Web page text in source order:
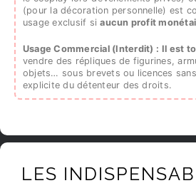
(pour la décoration personnelle) est
usage exclusif siaucun profit
Usage Commercial (Interdit) : Il est
vendre des répliques de figurines,
objets… sous brevets ou licences
explicite du détenteur des droits.
LES